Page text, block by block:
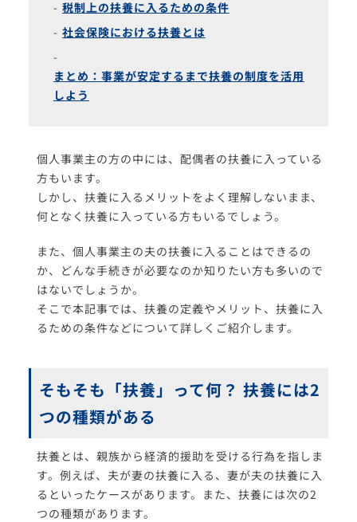
税制上の扶養に入るための条件
社会保険における扶養とは
まとめ：事業が安定するまで扶養の制度を活用
しよう
個人事業主の方の中には、配偶者の扶養に入っている
方もいます。
しかし、扶養に入るメリットをよく理解しないまま、
何となく扶養に入っている方もいるでしょう。
また、個人事業主の夫の扶養に入ることはできるの
か、どんな手続きが必要なのか知りたい方も多いので
はないでしょうか。
そこで本記事では、扶養の定義やメリット、扶養に入
るための条件などについて詳しくご紹介します。
そもそも「扶養」って何？ 扶養には2
つの種類がある
扶養とは、親族から経済的援助を受ける行為を指しま
す。例えば、夫が妻の扶養に入る、妻が夫の扶養に入
るといったケースがあります。また、扶養には次の2
つの種類があります。